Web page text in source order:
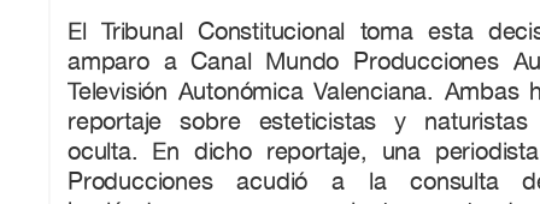
El Tribunal Constitucional toma esta
amparo a Canal Mundo Producciones
Televisión Autonómica Valenciana. Ambas
reportaje sobre esteticistas y naturistas
oculta. En dicho reportaje, una
Producciones acudió a la consulta